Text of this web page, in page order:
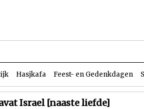
Hasjkafa Feest- en Gedenkdagen
Israel [naaste liefde]